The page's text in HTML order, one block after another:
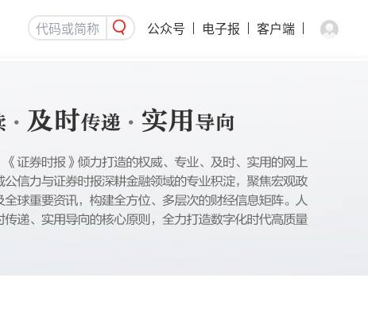
公众号 电子报 客户端